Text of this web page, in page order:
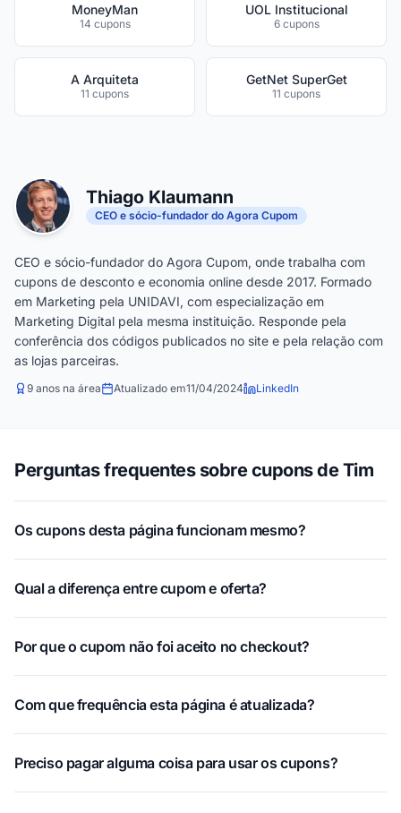
MoneyMan
14 cupons
UOL Institucional
6 cupons
A Arquiteta
11 cupons
GetNet SuperGet
11 cupons
Thiago Klaumann
CEO e sócio-fundador do Agora Cupom
CEO e sócio-fundador do Agora Cupom, onde trabalha com
cupons de desconto e economia online desde 2017. Formado
em Marketing pela UNIDAVI, com especialização em
Marketing Digital pela mesma instituição. Responde pela
conferência dos códigos publicados no site e pela relação com
as lojas parceiras.
9 anos na área Atualizado em11/04/2024 LinkedIn
Perguntas frequentes sobre cupons de Tim
Os cupons desta página funcionam mesmo?
Qual a diferença entre cupom e oferta?
Por que o cupom não foi aceito no checkout?
Com que frequência esta página é atualizada?
Preciso pagar alguma coisa para usar os cupons?